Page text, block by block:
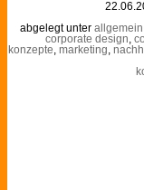
abgelegt unter allgemein
corporate design
konzepte marketing